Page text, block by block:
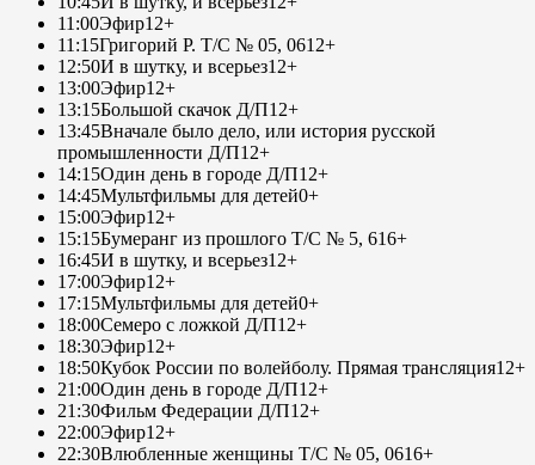
11:00Эфир12+
11:15Григорий Р. Т/С № 05, 0612+
12:50И в шутку, и всерьез12+
13:00Эфир12+
13:15Большой скачок Д/П12+
13:45Вначале было дело, или история русской
промышленности Д/П12+
14:15Один день в городе Д/П12+
14:45Мультфильмы для детей0+
15:00Эфир12+
15:15Бумеранг из прошлого Т/С № 5, 616+
16:45И в шутку, и всерьез12+
17:00Эфир12+
17:15Мультфильмы для детей0+
18:00Семеро с ложкой Д/П12+
18:30Эфир12+
18:50Кубок России по волейболу. Прямая трансляция12+
21:00Один день в городе Д/П12+
21:30Фильм Федерации Д/П12+
22:00Эфир12+
22:30Влюбленные женщины Т/С № 05, 0616+